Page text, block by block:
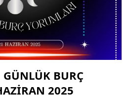
BURÇ
2025